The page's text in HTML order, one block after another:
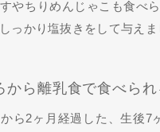
やちりめんじゃこも食べ
っかり塩抜きをして与えま
から離乳食で食べられ
ら2ヶ月経過した、生後7